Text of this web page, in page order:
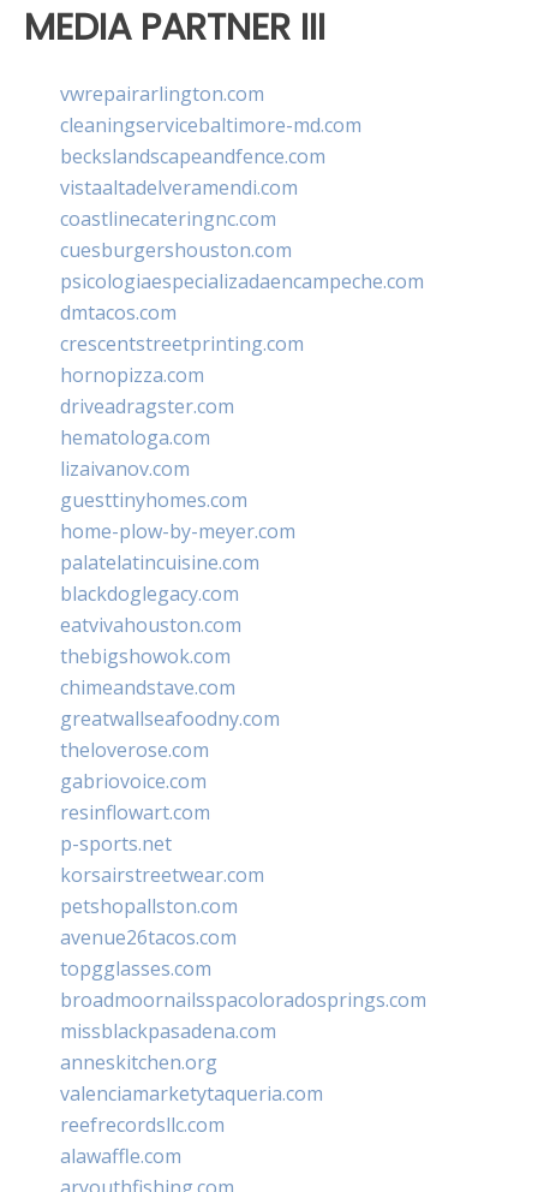
MEDIA PARTNER III
vwrepairarlington.com
cleaningservicebaltimore-md.com
beckslandscapeandfence.com
vistaaltadelveramendi.com
coastlinecateringnc.com
cuesburgershouston.com
psicologiaespecializadaencampeche.com
dmtacos.com
crescentstreetprinting.com
hornopizza.com
driveadragster.com
hematologa.com
lizaivanov.com
guesttinyhomes.com
home-plow-by-meyer.com
palatelatincuisine.com
blackdoglegacy.com
eatvivahouston.com
thebigshowok.com
chimeandstave.com
greatwallseafoodny.com
theloverose.com
gabriovoice.com
resinflowart.com
p-sports.net
korsairstreetwear.com
petshopallston.com
avenue26tacos.com
topgglasses.com
broadmoornailsspacoloradosprings.com
missblackpasadena.com
anneskitchen.org
valenciamarketytaqueria.com
reefrecordsllc.com
alawaffle.com